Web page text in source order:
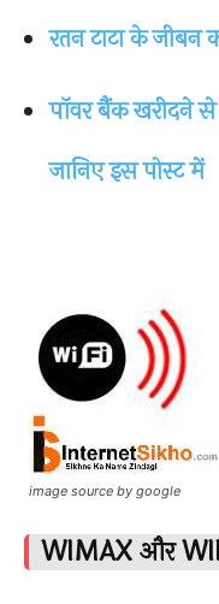
रतन टाटा के जीबन
पॉवर बैंक खरीदने
जानिए इस पोस्ट में
image source by google
WIMAX और